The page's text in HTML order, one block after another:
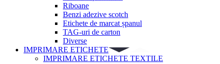
Riboane
Benzi adezive scotch
Etichete de marcat șpanul
TAG-uri de carton
Diverse
IMPRIMARE ETICHETE
IMPRIMARE ETICHETE TEXTILE